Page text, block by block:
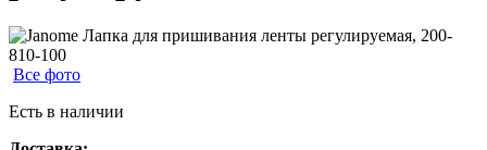
Все фото
Есть в наличии